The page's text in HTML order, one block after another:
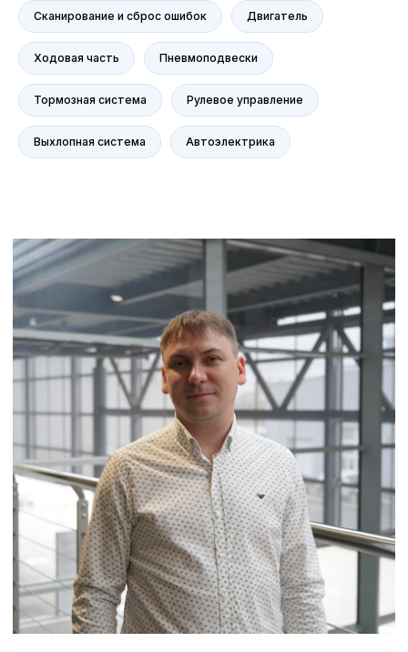
Сканирование и сброс ошибок Двигатель
Ходовая часть Пневмоподвески
Тормозная система Рулевое управление
Выхлопная система Автоэлектрика
Представленные на сайте материалы и
условия носят исключительно
информационный характер и не являются
публичной офертой, определяемой
положениями ст. 437 Гражданского кодекса
РФ. Для получения подробной информации о
продуктах, услугах и их стоимости
обращайтесь к нашим специалистам.
© Группа компаний «А-Драйв» 2003 - 2026
Сервис
Сервис Nissan
Сервис Mercedes-Benz
Сервис BMW
Политика обработки персональных данных
Политика использования файлов cookie
Статьи
Сервис Porsche
Сервис Voyah